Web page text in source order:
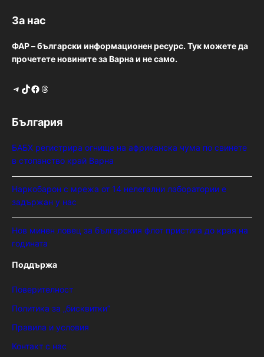
За нас
ФАР – български информационен ресурс. Тук можете да
прочетете новините за Варна и не само.
Telegram TikTok Facebook Threads
България
БАБХ регистрира огнище на африканска чума по свинете
в стопанство край Варна
Наркобарон с мрежа от 14 нелегални лаборатории е
задържан у нас
Нов минен ловец за българския флот пристига до края на
годината
Поддържа
Поверителност
Политика за „бисквитки“
Правила и условия
Контакт с нас